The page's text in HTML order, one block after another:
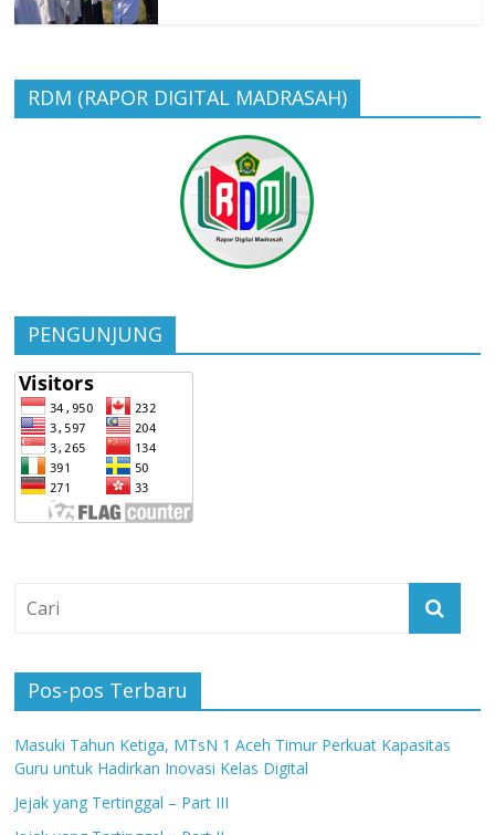
RDM (RAPOR DIGITAL MADRASAH)
PENGUNJUNG
Pos-pos Terbaru
Masuki Tahun Ketiga, MTsN 1 Aceh Timur Perkuat Kapasitas
Guru untuk Hadirkan Inovasi Kelas Digital
Jejak yang Tertinggal – Part III